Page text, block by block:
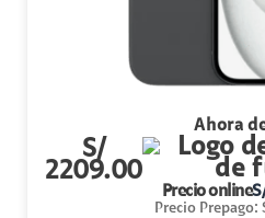
Ahora
S/
2209.00
Precio online
Precio Prepago: